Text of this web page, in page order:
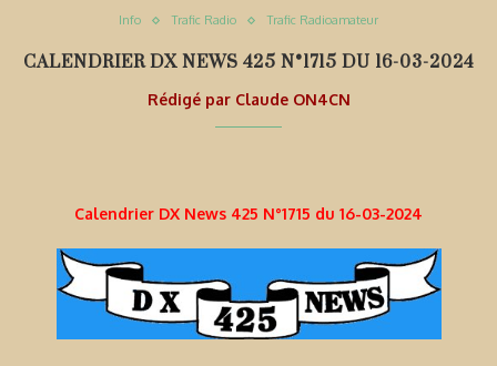
Info Trafic Radio Trafic Radioamateur
CALENDRIER DX NEWS 425 N°1715 DU 16-03-2024
Rédigé par Claude ON4CN
Calendrier DX News 425 N°1715 du 16-03-2024